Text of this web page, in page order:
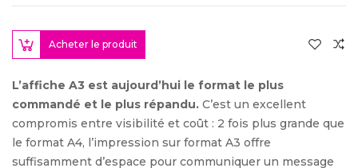
Acheter le produit
L’affiche A3 est aujourd’hui le format le plus
commandé et le plus répandu. C’est un excellent
compromis entre visibilité et coût : 2 fois plus grande que
le format A4, l’impression sur format A3 offre
suffisamment d’espace pour communiquer un message